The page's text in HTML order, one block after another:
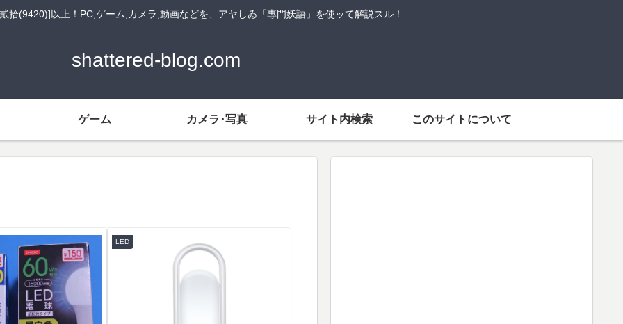
拾(9420)]以上！PC,ゲーム,カメラ,動画などを、アヤしゐ「專門妖語」を使ッて解説スル！
shattered-blog.com
ゲーム カメラ･写真 サイト内検索 このサイトについて
LED